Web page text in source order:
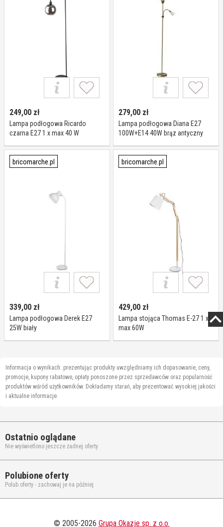
249,00 zł
Lampa podłogowa Ricardo
czarna E27 1 x max 40 W
279,00 zł
Lampa podłogowa Diana E27
100W+E14 40W brąz antyczny
bricomarche.pl
339,00 zł
Lampa podłogowa Derek E27
25W biały
bricomarche.pl
429,00 zł
Lampa stojąca Thomas E-27 1 x
max 60W
Informacja o wynikach: prezentując produkty uwzględniamy ich dopasowanie, ceny,
promocje, kupony rabatowe, opłaty ponoszone przez sprzedawców oraz popularność
produktów wśród użytkowników. Dokładamy starań, aby prezentować wysokiej jakości
i aktualne informacje.
Ostatnio oglądane
Nie wyświetlono jeszcze żadnej oferty
Polubione oferty
Polub oferty - zachowaj je na później
© 2005-2026 Grupa Okazje sp. z o.o.